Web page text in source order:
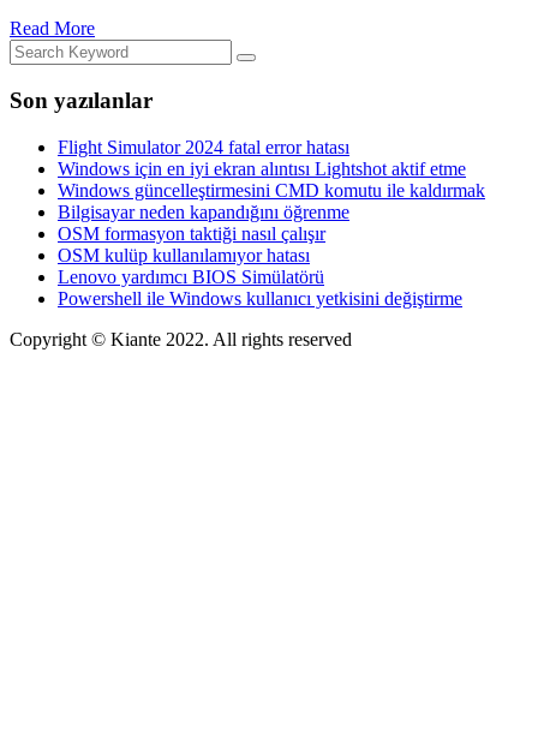
Read More
Son yazılanlar
Flight Simulator 2024 fatal error hatası
Windows için en iyi ekran alıntısı Lightshot aktif etme
Windows güncelleştirmesini CMD komutu ile kaldırmak
Bilgisayar neden kapandığını öğrenme
OSM formasyon taktiği nasıl çalışır
OSM kulüp kullanılamıyor hatası
Lenovo yardımcı BIOS Simülatörü
Powershell ile Windows kullanıcı yetkisini değiştirme
Copyright © Kiante 2022. All rights reserved